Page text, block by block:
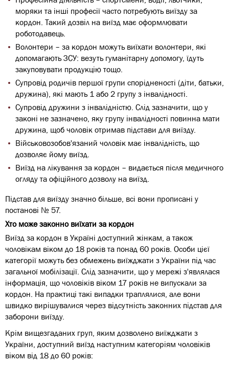
моряки та інші професії часто потребують виїзду за
кордон. Такий дозвіл на виїзд має оформлювати
роботодавець.
Волонтери – за кордон можуть виїхати волонтери, які
допомагають ЗСУ: везуть гуманітарну допомогу, їдуть
закуповувати продукцію тощо.
Супровід родичів першої групи спорідненості (діти, батьки,
дружина), які мають 1 або 2 групу з інвалідності.
Супровід дружини з інвалідністю. Слід зазначити, що у
законі не зазначено, яку групу інвалідності повинна мати
дружина, щоб чоловік отримав підстави для виїзду.
Військовозобов'язаний чоловік має інвалідність, що
дозволяє йому виїзд.
Виїзд на лікування за кордон – видається після медичного
огляду та офіційного дозволу на виїзд.
Підстав для виїзду значно більше, всі вони прописані у
постанові № 57.
Хто може законно виїхати за кордон
Виїзд за кордон в Україні доступний жінкам, а також
чоловікам віком до 18 років та понад 60 років. Особи цієї
категорії можуть без обмежень виїжджати з України під час
загальної мобілізації. Слід зазначити, що у мережі з'являлася
інформація, що чоловіків віком 17 років не випускали за
кордон. На практиці такі випадки траплялися, але вони
швидко вирішувалися через відсутність законних підстав для
заборони виїзду.
Крім вищезгаданих груп, яким дозволено виїжджати з
України, доступний виїзд наступним категоріям чоловіків
віком від 18 до 60 років: